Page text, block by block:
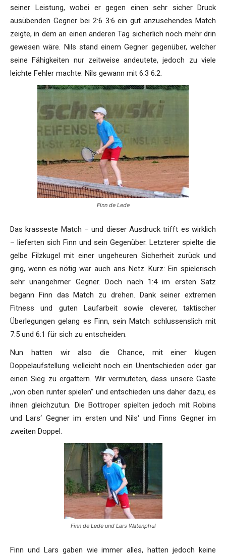
seiner Leistung, wobei er gegen einen sehr sicher Druck
ausübenden Gegner bei 2:6 3:6 ein gut anzusehendes Match
zeigte, in dem an einen anderen Tag sicherlich noch mehr drin
gewesen wäre. Nils stand einem Gegner gegenüber, welcher
seine Fähigkeiten nur zeitweise andeutete, jedoch zu viele
leichte Fehler machte. Nils gewann mit 6:3 6:2.
Finn de Lede
Das krasseste Match – und dieser Ausdruck trifft es wirklich
– lieferten sich Finn und sein Gegenüber. Letzterer spielte die
gelbe Filzkugel mit einer ungeheuren Sicherheit zurück und
ging, wenn es nötig war auch ans Netz. Kurz: Ein spielerisch
sehr unangehmer Gegner. Doch nach 1:4 im ersten Satz
begann Finn das Match zu drehen. Dank seiner extremen
Fitness und guten Laufarbeit sowie cleverer, taktischer
Überlegungen gelang es Finn, sein Match schlussenslich mit
7:5 und 6:1 für sich zu entscheiden.
Nun hatten wir also die Chance, mit einer klugen
Doppelaufstellung vielleicht noch ein Unentschieden oder gar
einen Sieg zu ergattern. Wir vermuteten, dass unsere Gäste
,,von oben runter spielen“ und entschieden uns daher dazu, es
ihnen gleichzutun. Die Bottroper spielten jedoch mit Robins
und Lars‘ Gegner im ersten und Nils‘ und Finns Gegner im
zweiten Doppel.
Finn de Lede und Lars Watenphul
Finn und Lars gaben wie immer alles, hatten jedoch keine